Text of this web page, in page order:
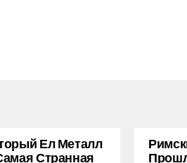
Ел Металл
Странная